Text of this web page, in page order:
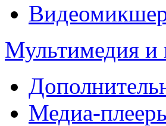
Мультимедия
Медиа-